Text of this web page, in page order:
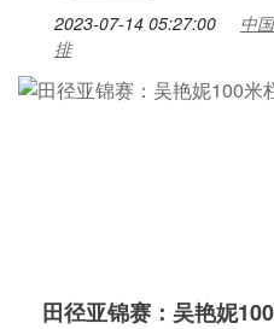
2023-07-14 05:27:00
中
排
田径亚锦赛：吴艳妮